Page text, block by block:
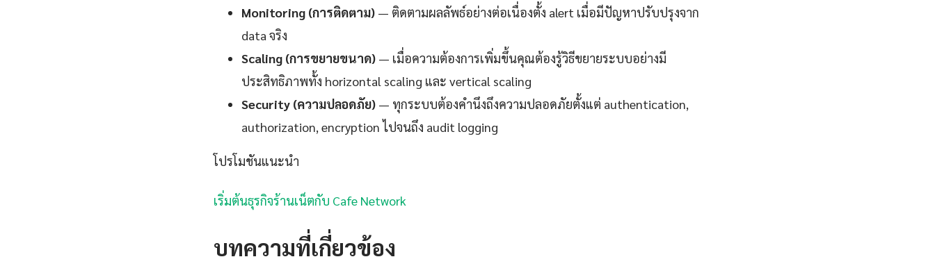
Monitoring (การติดตาม) — ติดตามผลลัพธ์อย่างต่อเนื่องตั้ง alert เมื่อมีปัญหาปรับปรุงจาก
data จริง
Scaling (การขยายขนาด) — เมื่อความต้องการเพิ่มขึ้นคุณต้องรู้วิธีขยายระบบอย่างมี
ประสิทธิภาพทั้ง horizontal scaling และ vertical scaling
Security (ความปลอดภัย) — ทุกระบบต้องคำนึงถึงความปลอดภัยตั้งแต่ authentication,
authorization, encryption ไปจนถึง audit logging
โปรโมชันแนะนำ
เริ่มต้นธุรกิจร้านเน็ตกับ Cafe Network
บทความที่เกี่ยวข้อง